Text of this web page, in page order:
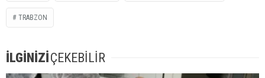
TRABZON
İLGİNİZİÇEKEBİLİR